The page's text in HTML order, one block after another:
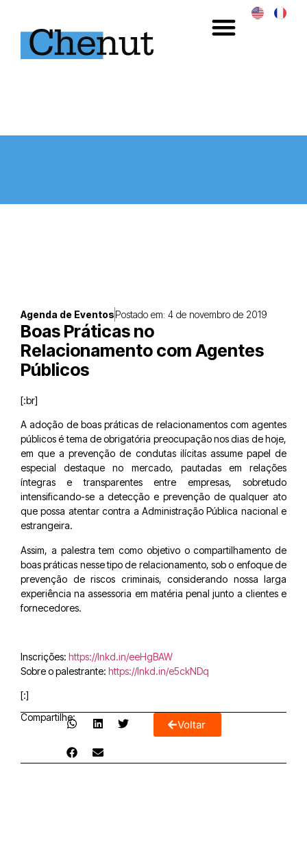
Agenda de EventosPostado em: 4 de novembro de 2019
Boas Práticas no
Relacionamento com Agentes
Públicos
[:br]
A adoção de boas práticas de relacionamentos com agentes
públicos é tema de obrigatória preocupação nos dias de hoje,
em que a prevenção de condutas ilícitas assume papel de
especial destaque no mercado, pautadas em relações
íntegras e transparentes entre empresas, sobretudo
intensificando-se a detecção e prevenção de qualquer ato
que possa atentar contra a Administração Pública nacional e
estrangeira.
Assim, a palestra tem como objetivo o compartilhamento de
boas práticas nesse tipo de relacionamento, sob o enfoque de
prevenção de riscos criminais, considerando nossa larga
experiência na assessoria em matéria penal junto a clientes e
fornecedores.
Inscrições: https://lnkd.in/eeHgBAW
Sobre o palestrante: https://lnkd.in/e5ckNDq
[:]
Compartilhe:
Voltar